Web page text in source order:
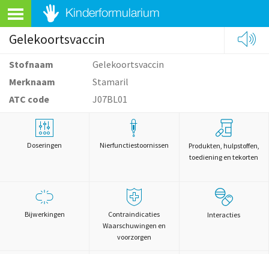
Gelekoortsvaccin
Stofnaam
Gelekoortsvaccin
Merknaam
Stamaril
ATC code
J07BL01
Doseringen Nierfunctiestoornissen
Produkten, hulpstoffen,
toediening en tekorten
Bijwerkingen
Contraindicaties
Waarschuwingen en
voorzorgen
Interacties